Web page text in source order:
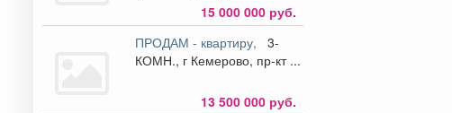
15 000 000 руб.
ПРОДАМ - квартиру,
3-
КОМН., г Кемерово, пр-кт ...
13 500 000 руб.